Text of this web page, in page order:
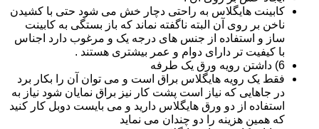
کابینت هایگلاس به راحتی دچار خش می شود حتی با کشیدن
ناخن بر روی آن البته ناگفته نماند که باز بستگی به کابینت
ساز و استفاده از جنس های درجه یک و مرغوب دارد اجناس
با کیفیت تر دارای دوام و عمر بیشتری هستند .
6) داشتن رویه ورق یک طرفه
فقط یک رویه هایگلاس براق است و می توان آن را بکار برد
در جاهایی که نیاز است پشت کار نیز براق نمایان شود نیاز به
استفاده از دو ورق هایگلاس دارید و می بایست دوبل کار کنید
که همین هزینه را دو چندان می نماید